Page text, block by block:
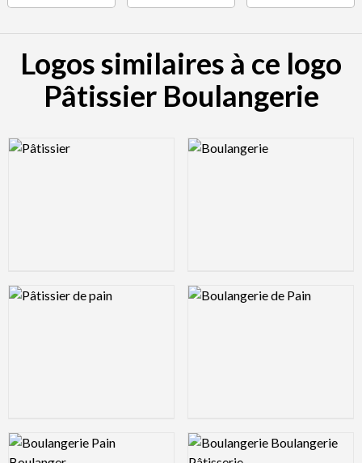
Logos similaires à ce logo
Pâtissier Boulangerie
Logo Preview Image Logo Preview Image
Logo Preview Image Logo Preview Image
Logo Preview Image Logo Preview Image